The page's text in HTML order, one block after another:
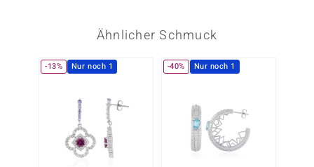
Ähnlicher Schmuck
-13% Nur noch 1 -40% Nur noch 1